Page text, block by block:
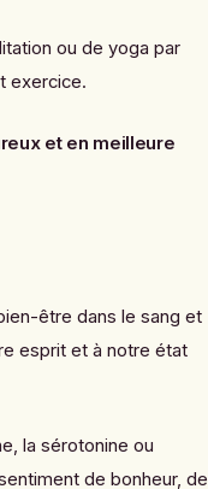
ou de yoga par
exercice.
et en meilleure
être dans le sang et
esprit et à notre état
la sérotonine ou
de bonheur, de